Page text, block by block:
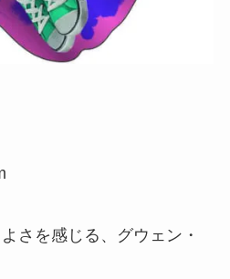
さを感じる、グウェン・